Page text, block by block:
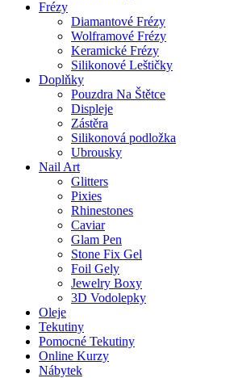
Frézy
Diamantové Frézy
Wolframové Frézy
Keramické Frézy
Silikonové Leštičky
Doplňky
Pouzdra Na Štětce
Displeje
Zástěra
Silikonová podložka
Ubrousky
Nail Art
Glitters
Pixies
Rhinestones
Caviar
Glam Pen
Stone Fix Gel
Foil Gely
Jewelry Boxy
3D Vodolepky
Oleje
Tekutiny
Pomocné Tekutiny
Online Kurzy
Nábytek